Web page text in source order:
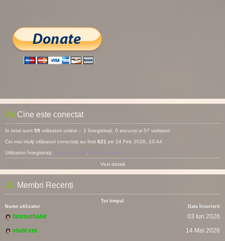
Cine este conectat
In total sunt 59 utilizatori online :: 2 înregistrați, 0 ascunși și 57 vizitatori
Cei mai mulţi utilizatori conectaţi au fost 621 pe 24 Feb 2026, 10:44
Utilizatori înregistraţi:
Vezi detalii
Membri Recenți
Tot timpul
Nume utilizator
Data Înscrierii
fatimathahir
03 Iun 2026
vladcvm
14 Mai 2026